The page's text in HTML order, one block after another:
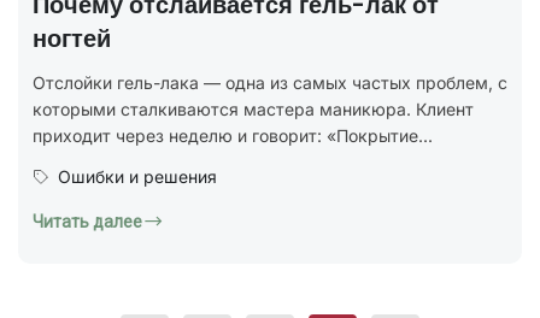
В 2025 году был утверждён новый национальный
стандарт ГОСТ Р 72319-2025 «Услуги бытовые.
Ногтевой сервис. Карты типовых технологических
процессов. Общие...
Юридическая грамотность